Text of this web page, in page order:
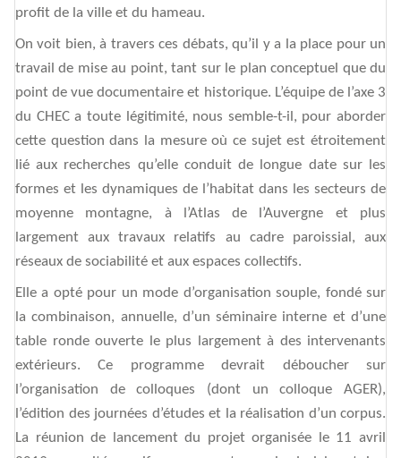
profit de la ville et du hameau.
On voit bien, à travers ces débats, qu’il y a la place pour un
travail de mise au point, tant sur le plan conceptuel que du
point de vue documentaire et historique. L’équipe de l’axe 3
du CHEC a toute légitimité, nous semble-t-il, pour aborder
cette question dans la mesure où ce sujet est étroitement
lié aux recherches qu’elle conduit de longue date sur les
formes et les dynamiques de l’habitat dans les secteurs de
moyenne montagne, à l’Atlas de l’Auvergne et plus
largement aux travaux relatifs au cadre paroissial, aux
réseaux de sociabilité et aux espaces collectifs.
Elle a opté pour un mode d’organisation souple, fondé sur
la combinaison, annuelle, d’un séminaire interne et d’une
table ronde ouverte le plus largement à des intervenants
extérieurs. Ce programme devrait déboucher sur
l’organisation de colloques (dont un colloque AGER),
l’édition des journées d’études et la réalisation d’un corpus.
La réunion de lancement du projet organisée le 11 avril